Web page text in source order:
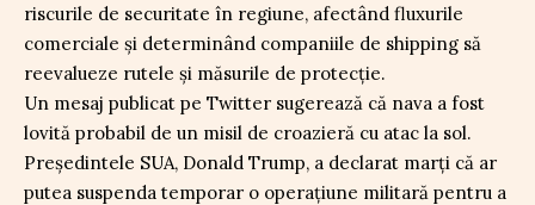
riscurile de securitate în regiune, afectând fluxurile
comerciale și determinând companiile de shipping să
reevalueze rutele și măsurile de protecție.
Un mesaj publicat pe Twitter sugerează că nava a fost
lovită probabil de un misil de croazieră cu atac la sol.
Președintele SUA, Donald Trump, a declarat marți că ar
putea suspenda temporar o operațiune militară pentru a